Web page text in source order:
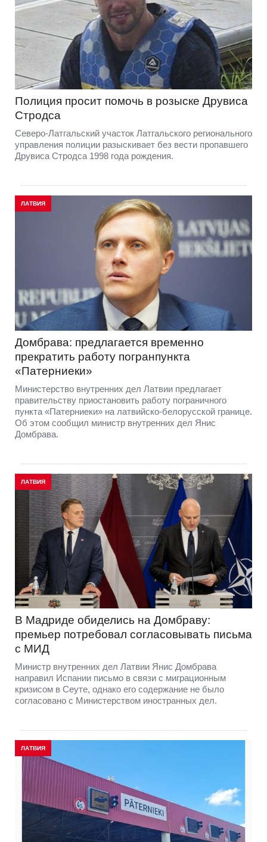
Полиция просит помочь в розыске Друвиса
Стродса
Северо-Латгальский участок Латгальского регионального
управления полиции разыскивает без вести пропавшего
Друвиса Стродса 1998 года рождения.
ЛАТВИЯ
Домбрава: предлагается временно
прекратить работу погранпункта
«Патерниеки»
Министерство внутренних дел Латвии предлагает
правительству приостановить работу пограничного
пункта «Патерниеки» на латвийско-белорусской границе.
Об этом сообщил министр внутренних дел Янис
Домбрава.
ЛАТВИЯ
В Мадриде обиделись на Домбраву:
премьер потребовал согласовывать письма
с МИД
Министр внутренних дел Латвии Янис Домбрава
направил Испании письмо в связи с миграционным
кризисом в Сеуте, однако его содержание не было
согласовано с Министерством иностранных дел.
ЛАТВИЯ